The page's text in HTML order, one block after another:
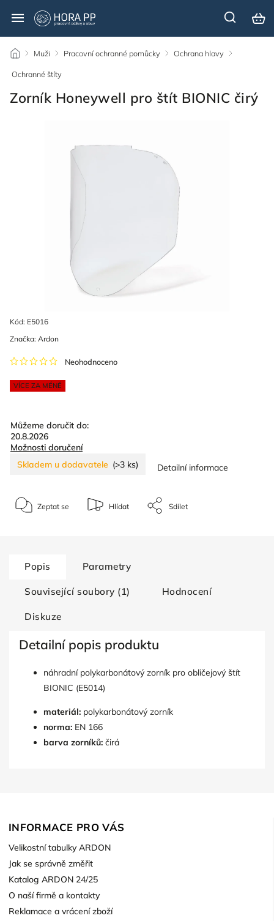
/ Muži / Pracovní ochranné pomůcky / Ochrana hlavy /
Ochranné štíty
Zorník Honeywell pro štít BIONIC čirý
Kód: E5016
VÍCE ZA MÉNĚ
Neohodnoceno
Značka: Ardon
Můžeme doručit do:
20.8.2026
Možnosti doručení
Skladem u dodavatele (>3 ks) Detailní informace
Zeptat se Hlídat Sdílet
Popis Parametry
Související soubory (1) Hodnocení
Diskuze
Detailní popis produktu
náhradní polykarbonátový zorník pro obličejový štít
BIONIC (E5014)
materiál: polykarbonátový zorník
norma: EN 166
barva zorníků: čirá
INFORMACE PRO VÁS
Velikostní tabulky ARDON
Jak se správně změřit
Katalog ARDON 24/25
O naší firmě a kontakty
Reklamace a vrácení zboží